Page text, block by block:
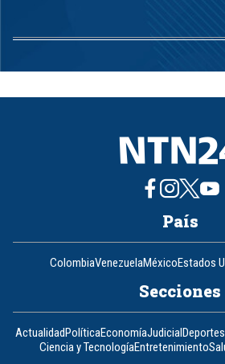
1
8
País
ColombiaVenezuelaMéxicoEstados
Secciones
ActualidadPolíticaEconomíaJudicialDeportes
Ciencia y TecnologíaEntretenimiento